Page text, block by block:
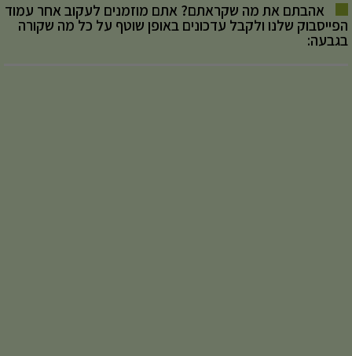
אהבתם את מה שקראתם? אתם מוזמנים לעקוב אחר עמוד
הפייסבוק שלנו ולקבל עדכונים באופן שוטף על כל מה שקורה
בגבעה: